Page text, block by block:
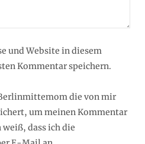
und Website in diesem
Kommentar speichern.
die von mir
um meinen Kommentar
dass ich die